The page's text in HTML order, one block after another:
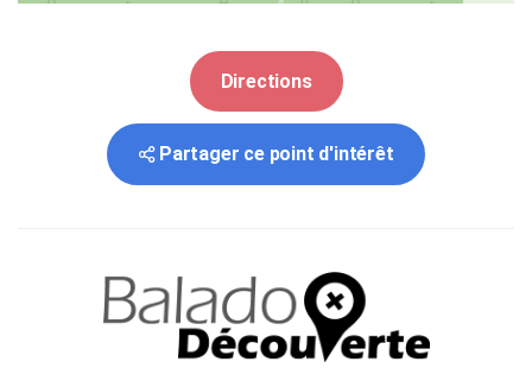
Directions
Partager ce point d'intérêt